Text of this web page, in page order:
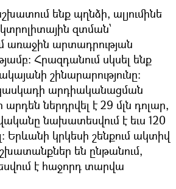
ենք պղնձի, ալյումինե
զտման՝
առաջին արտադրության
Հրազդանում սկսել ենք
շինարարությունը։
արդիականացման
ներդրվել է 29 մլն դոլար,
նախատեսվում է եւս 120
Երևանի կրկեսի շենքում ակտիվ
են ընթանում,
է հաջորդ տարվա